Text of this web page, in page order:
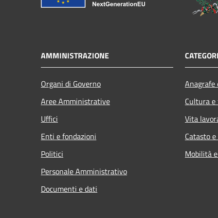
AMMINISTRAZIONE
Organi di Governo
Aree Amministrative
Uffici
Enti e fondazioni
Politici
Personale Amministrativo
Documenti e dati
Cultura
Vita
Catasto
Mobilità